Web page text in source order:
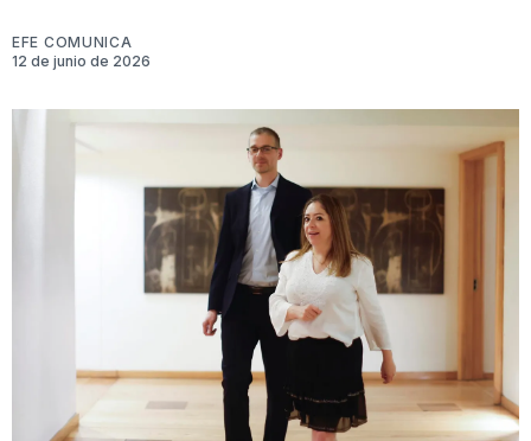
EFE COMUNICA
12 de junio de 2026